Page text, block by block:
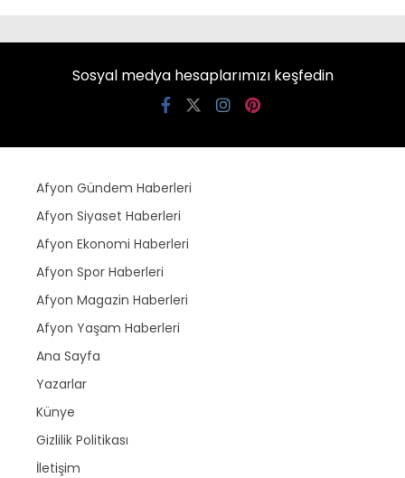
Sosyal medya hesaplarımızı keşfedin
Afyon Gündem Haberleri
Afyon Siyaset Haberleri
Afyon Ekonomi Haberleri
Afyon Spor Haberleri
Afyon Magazin Haberleri
Afyon Yaşam Haberleri
Ana Sayfa
Yazarlar
Künye
Gizlilik Politikası
İletişim